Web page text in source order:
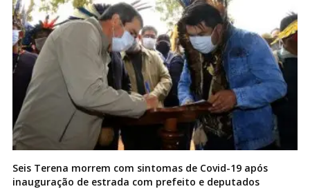
Seis Terena morrem com sintomas de Covid-19 após
inauguração de estrada com prefeito e deputados